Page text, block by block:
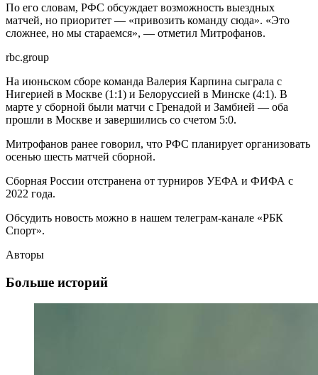
По его словам, РФС обсуждает возможность выездных
матчей, но приоритет — «привозить команду сюда». «Это
сложнее, но мы стараемся», — отметил Митрофанов.
rbc.group
На июньском сборе команда Валерия Карпина сыграла с
Нигерией в Москве (1:1) и Белоруссией в Минске (4:1). В
марте у сборной были матчи с Гренадой и Замбией — оба
прошли в Москве и завершились со счетом 5:0.
Митрофанов ранее говорил, что РФС планирует организовать
осенью шесть матчей сборной.
Сборная России отстранена от турниров УЕФА и ФИФА с
2022 года.
Обсудить новость можно в нашем телеграм-канале «РБК
Спорт».
Авторы
Больше историй